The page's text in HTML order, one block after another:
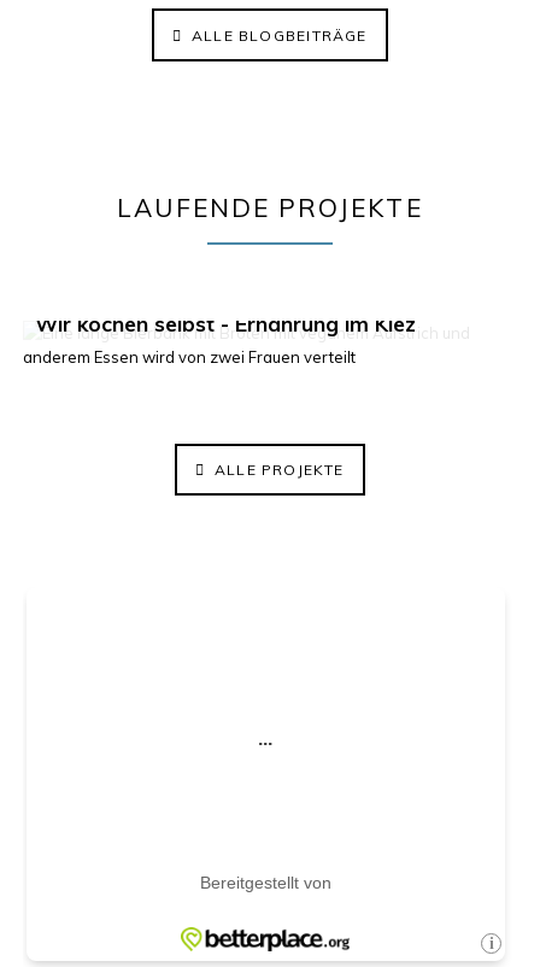
ALLE BLOGBEITRÄGE
LAUFENDE PROJEKTE
Wir kochen selbst - Ernährung im Kiez
ElisaBeet - Solidarischer Lehrgarten
ALLE PROJEKTE